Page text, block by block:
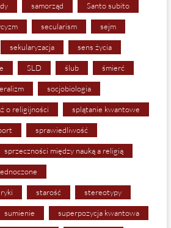
samorząd Santo subito
secularism sejm
sekularyzacja sens życia
SLD ślub śmierć
socjobiologia
o religijności splątanie kwantowe
sprawiedliwość
sprzeczności między nauką a religią
starość stereotypy
sumienie superpozycja kwantowa